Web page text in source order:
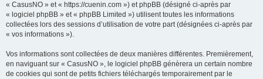
« CasusNO » et « https://cuenin.com ») et phpBB (désigné ci-après par
« logiciel phpBB » et « phpBB Limited ») utilisent toutes les informations
collectées lors des sessions d’utilisation de votre part (désignées ci-après par
« vos informations »).
Vos informations sont collectées de deux manières différentes. Premièrement,
en naviguant sur « CasusNO », le logiciel phpBB génèrera un certain nombre
de cookies qui sont de petits fichiers téléchargés temporairement par le